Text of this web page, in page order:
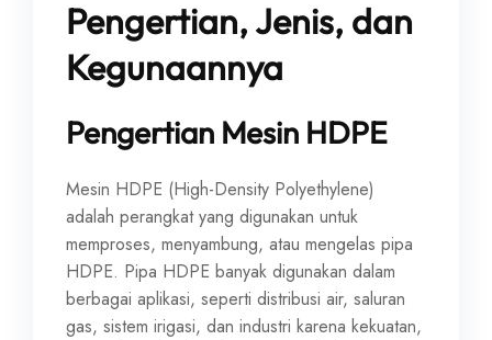
Pengertian, Jenis, dan
Kegunaannya
Pengertian Mesin HDPE
Mesin HDPE (High-Density Polyethylene)
adalah perangkat yang digunakan untuk
memproses, menyambung, atau mengelas pipa
HDPE. Pipa HDPE banyak digunakan dalam
berbagai aplikasi, seperti distribusi air, saluran
gas, sistem irigasi, dan industri karena kekuatan,